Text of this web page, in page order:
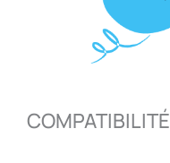
COMPATIBILITÉ